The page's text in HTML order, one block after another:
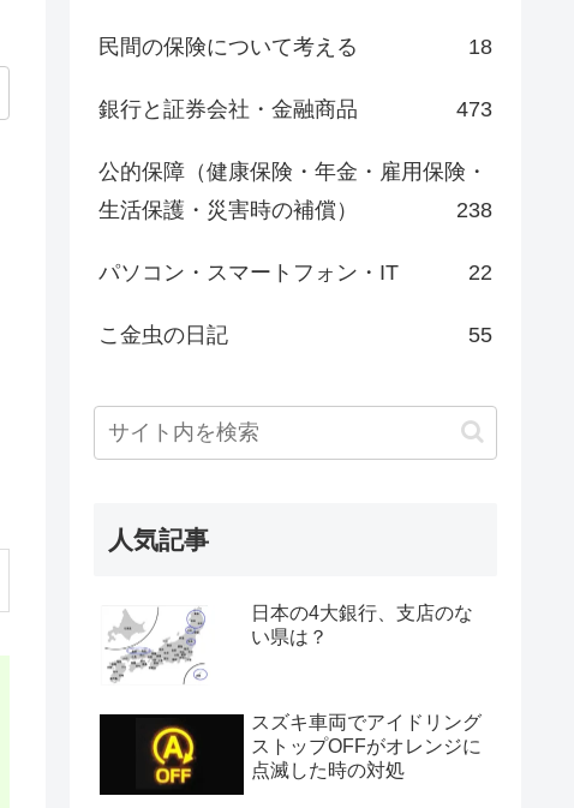
民間の保険について考える 18
銀行と証券会社・金融商品 473
公的保障（健康保険・年金・雇用保険・
生活保護・災害時の補償）
238
パソコン・スマートフォン・IT 22
こ金虫の日記 55
人気記事
日本の4大銀行、支店のな
い県は？
スズキ車両でアイドリング
ストップOFFがオレンジに
点滅した時の対処